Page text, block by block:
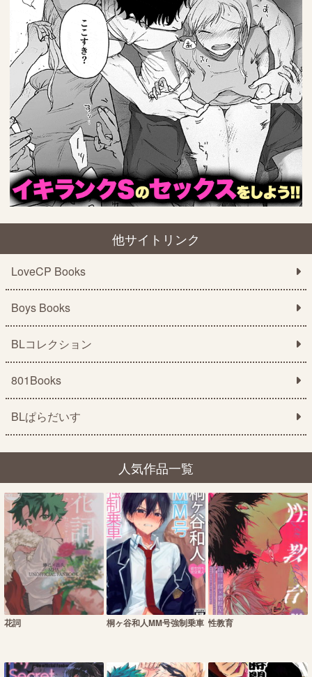
他サイトリンク
LoveCP Books
Boys Books
BLコレクション
801Books
BLぱらだいす
人気作品一覧
花詞 桐ヶ谷和人MM号強制乗車 性教育